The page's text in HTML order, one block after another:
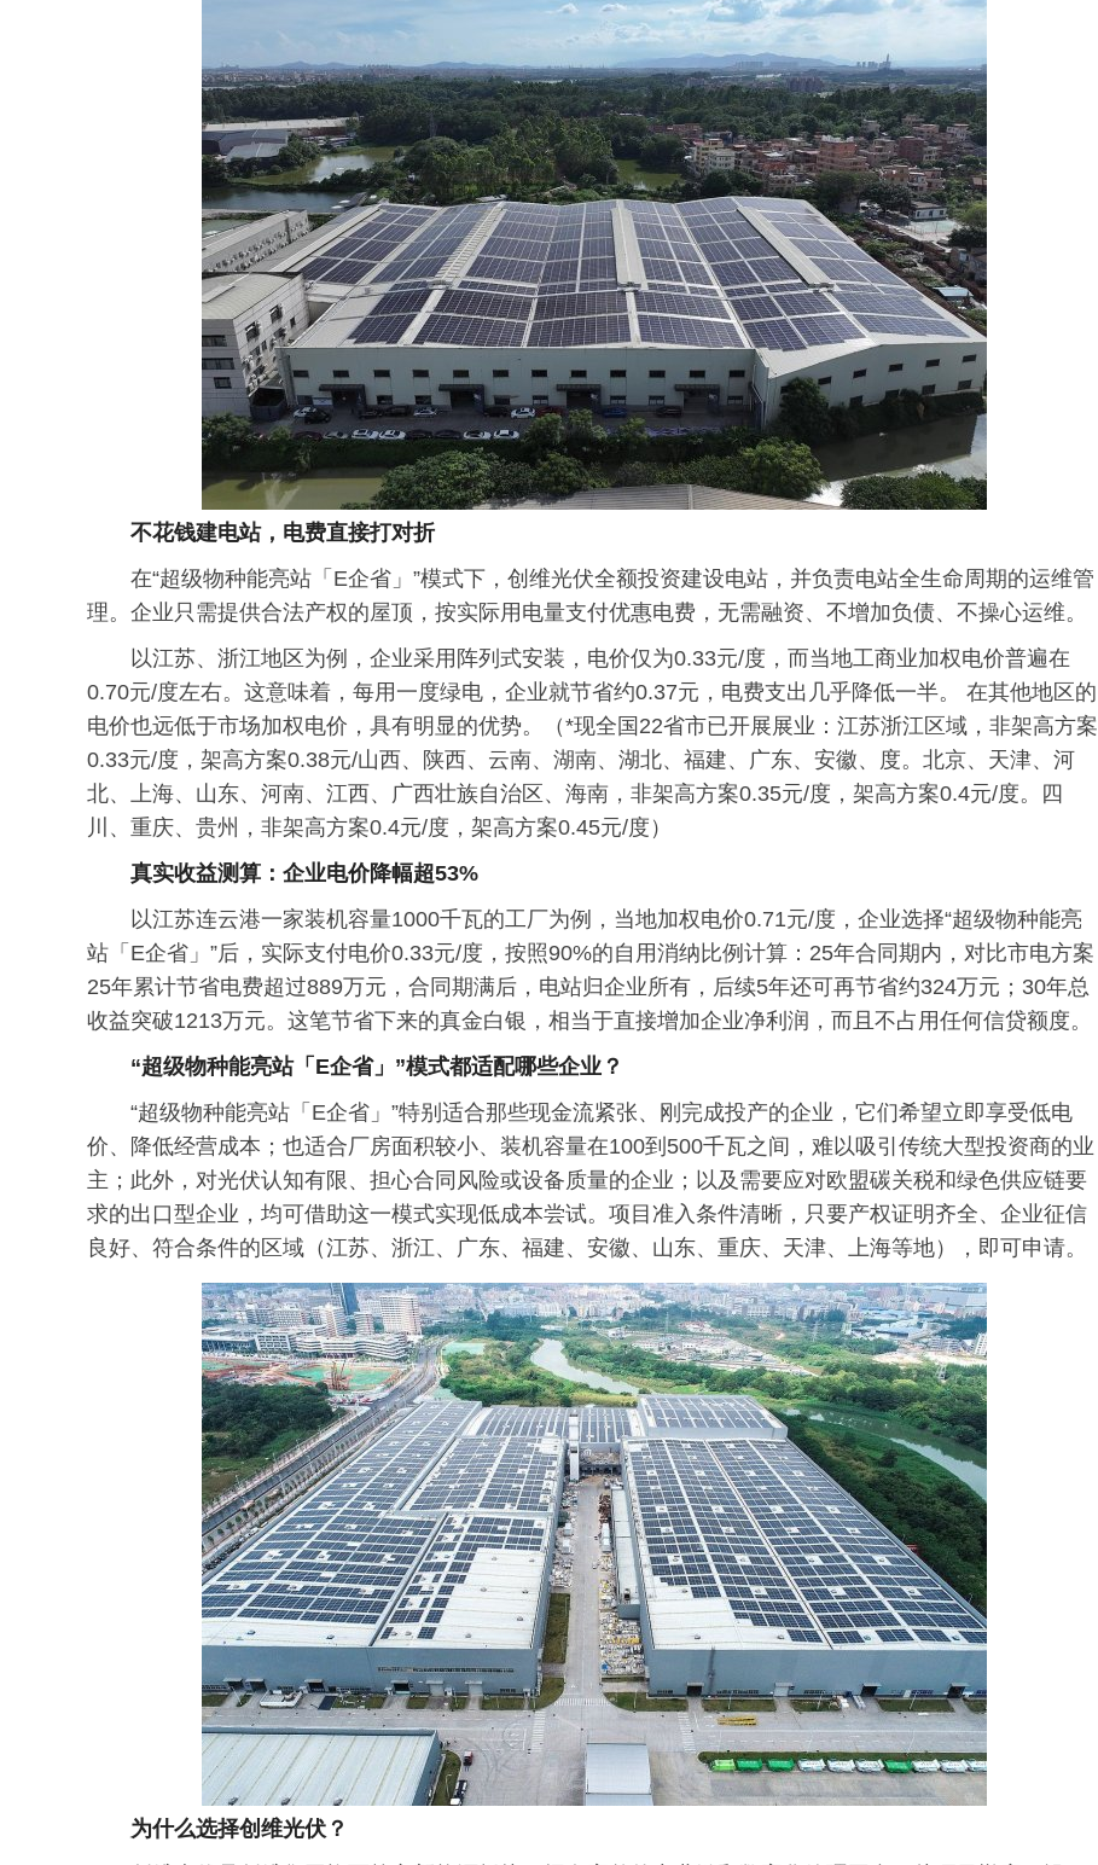
不花钱建电站，电费直接打对折
在“超级物种能亮站「E企省」”模式下，创维光伏全额投资建设电站，并负责电站全生命周期的运维管
理。企业只需提供合法产权的屋顶，按实际用电量支付优惠电费，无需融资、不增加负债、不操心运维。
以江苏、浙江地区为例，企业采用阵列式安装，电价仅为0.33元/度，而当地工商业加权电价普遍在
0.70元/度左右。这意味着，每用一度绿电，企业就节省约0.37元，电费支出几乎降低一半。 在其他地区的
电价也远低于市场加权电价，具有明显的优势。（*现全国22省市已开展展业：江苏浙江区域，非架高方案
0.33元/度，架高方案0.38元/山西、陕西、云南、湖南、湖北、福建、广东、安徽、度。北京、天津、河
北、上海、山东、河南、江西、广西壮族自治区、海南，非架高方案0.35元/度，架高方案0.4元/度。四
川、重庆、贵州，非架高方案0.4元/度，架高方案0.45元/度）
真实收益测算：企业电价降幅超53%
以江苏连云港一家装机容量1000千瓦的工厂为例，当地加权电价0.71元/度，企业选择“超级物种能亮
站「E企省」”后，实际支付电价0.33元/度，按照90%的自用消纳比例计算：25年合同期内，对比市电方案
25年累计节省电费超过889万元，合同期满后，电站归企业所有，后续5年还可再节省约324万元；30年总
收益突破1213万元。这笔节省下来的真金白银，相当于直接增加企业净利润，而且不占用任何信贷额度。
“超级物种能亮站「E企省」”模式都适配哪些企业？
“超级物种能亮站「E企省」”特别适合那些现金流紧张、刚完成投产的企业，它们希望立即享受低电
价、降低经营成本；也适合厂房面积较小、装机容量在100到500千瓦之间，难以吸引传统大型投资商的业
主；此外，对光伏认知有限、担心合同风险或设备质量的企业；以及需要应对欧盟碳关税和绿色供应链要
求的出口型企业，均可借助这一模式实现低成本尝试。项目准入条件清晰，只要产权证明齐全、企业征信
良好、符合条件的区域（江苏、浙江、广东、福建、安徽、山东、重庆、天津、上海等地），即可申请。
为什么选择创维光伏？